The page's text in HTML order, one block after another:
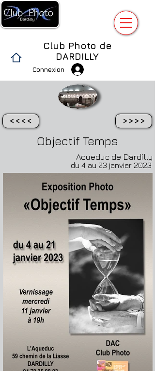
Club Photo de
DARDILLY
Connexion
<<<< >>>>
Objectif Temps
Aqueduc de Dardilly
du 4 au 23 janvier 2023